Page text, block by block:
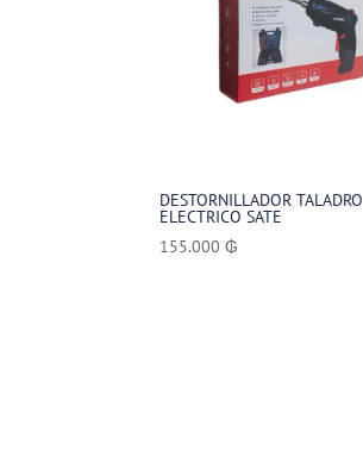
DESTORNILLADOR TALADRO
ELECTRICO SATE
155.000₲